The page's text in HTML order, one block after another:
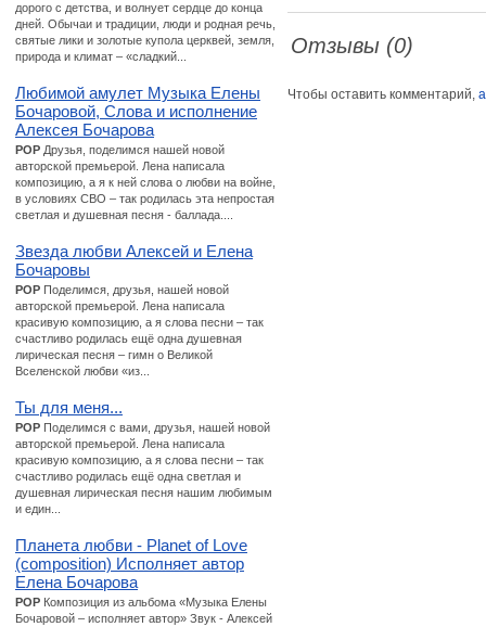
дорого с детства, и волнует сердце до конца
дней. Обычаи и традиции, люди и родная речь,
святые лики и золотые купола церквей, земля,
природа и климат – «сладкий...
Любимой амулет Музыка Елены
Бочаровой, Слова и исполнение
Алексея Бочарова
POP Друзья, поделимся нашей новой
авторской премьерой. Лена написала
композицию, а я к ней слова о любви на войне,
в условиях СВО – так родилась эта непростая
светлая и душевная песня - баллада....
Звезда любви Алексей и Елена
Бочаровы
POP Поделимся, друзья, нашей новой
авторской премьерой. Лена написала
красивую композицию, а я слова песни – так
счастливо родилась ещё одна душевная
лирическая песня – гимн о Великой
Вселенской любви «из...
Ты для меня...
POP Поделимся с вами, друзья, нашей новой
авторской премьерой. Лена написала
красивую композицию, а я слова песни – так
счастливо родилась ещё одна светлая и
душевная лирическая песня нашим любимым
и един...
Планета любви - Planet of Love
(composition) Исполняет автор
Елена Бочарова
POP Композиция из альбома «Музыка Елены
Бочаровой – исполняет автор» Звук - Алексей
Отзывы (0)
Чтобы оставить комментарий,